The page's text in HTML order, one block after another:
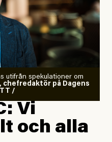
utifrån spekulationer om
chefredaktör på Dagens
/
Vi
och alla